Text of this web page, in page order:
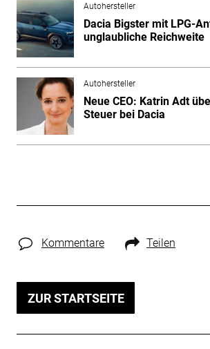
Autohersteller
Dacia Bigster mit LPG-
unglaubliche Reichweite
Autohersteller
Neue CEO: Katrin Adt
Steuer bei Dacia
Kommentare Teilen
ZUR STARTSEITE